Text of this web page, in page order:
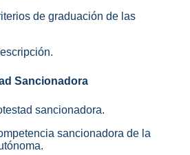
de graduación de las
Sancionadora
sancionadora.
sancionadora de la